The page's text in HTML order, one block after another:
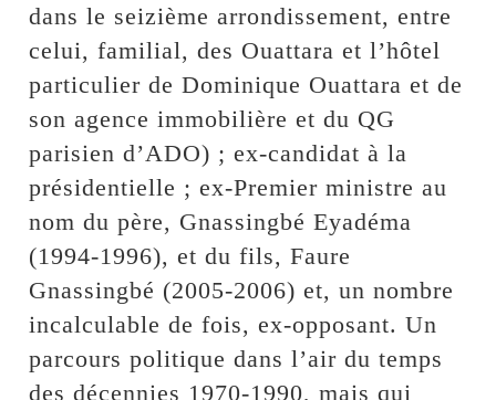
dans le seizième arrondissement, entre
celui, familial, des Ouattara et l’hôtel
particulier de Dominique Ouattara et de
son agence immobilière et du QG
parisien d’ADO) ; ex-candidat à la
présidentielle ; ex-Premier ministre au
nom du père, Gnassingbé Eyadéma
(1994-1996), et du fils, Faure
Gnassingbé (2005-2006) et, un nombre
incalculable de fois, ex-opposant. Un
parcours politique dans l’air du temps
des décennies 1970-1990, mais qui